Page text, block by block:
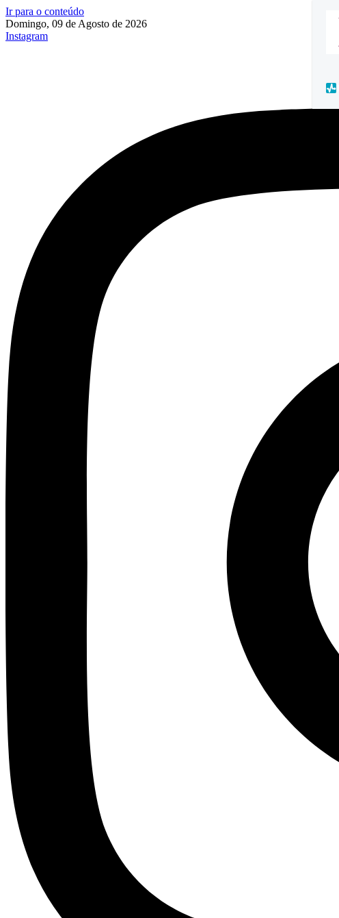
Ir para o conteúdo
Domingo, 09 de Agosto de 2026
Instagram